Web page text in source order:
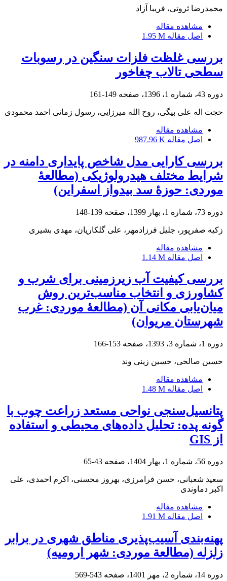
محمدرضا ثروتی، فریبا آزاد
مشاهده مقاله
اصل مقاله 1.95 M
بررسی غلظت فلزات سنگین در رسوبات
سطحی تالاب چغاخور
دوره 43، شماره 1، 1396، صفحه 149-161
حجت اله علی بیگی، روح الله میرزایی، رسول زمانی احمد محمودی
مشاهده مقاله
اصل مقاله 987.96 K
بررسی کارایی مدل شاخص پایداری دامنه در
شرایط مختلف هیدرولوژیکی (مطالعۀ
موردی: حوزۀ سد بیدواز اسفراین)
دوره 73، شماره 1، بهار 1399، صفحه 139-148
زکیه صفرپور، جلیل فرزادمهر، علی گلکاریان، مهدی بشیری
مشاهده مقاله
اصل مقاله 1.14 M
بررسی کیفیت آب زیرزمینی برای شرب و
کشاورزی و انتخاب مناسب‌ترین روش
میان‌یابی مکانی آن (مطالعۀ موردی: غرب
شهرستان مریوان)
دوره 1، شماره 3، 1393، صفحه 153-166
حسین صالحی، حسین زینی وند
مشاهده مقاله
اصل مقاله 1.48 M
پتانسیل‌سنجی نواحی مستعد زراعت چوب با
گونه پده: تحلیل داده‌های محیطی و استفاده
از GIS
دوره 56، شماره 1، بهار 1404، صفحه 43-65
سعید شعبانی، حسن فرامرزی، بهروز محسنی، اکرم احمدی، علی
اکبر دماوندی
مشاهده مقاله
اصل مقاله 1.91 M
پهنه‌بندی آسیب‌پذیری مناطق شهری در برابر
زلزله (مطالعة موردی: شهر ارومیه)
دوره 14، شماره 2، مهر 1401، صفحه 543-569